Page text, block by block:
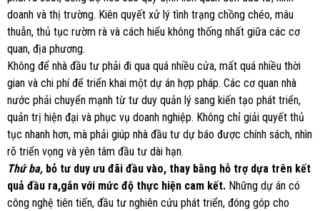
doanh và thị trường. Kiên quyết xử lý tình trạng chồng chéo, mâu
thuẫn, thủ tục rườm rà và cách hiểu không thống nhất giữa các cơ
quan, địa phương.
Không để nhà đầu tư phải đi qua quá nhiều cửa, mất quá nhiều thời
gian và chi phí để triển khai một dự án hợp pháp. Các cơ quan nhà
nước phải chuyển mạnh từ tư duy quản lý sang kiến tạo phát triển,
quản trị hiện đại và phục vụ doanh nghiệp. Không chỉ giải quyết thủ
tục nhanh hơn, mà phải giúp nhà đầu tư dự báo được chính sách, nhìn
rõ triển vọng và yên tâm đầu tư dài hạn.
Thứ ba, bỏ tư duy ưu đãi đầu vào, thay bằng hỗ trợ dựa trên kết
quả đầu ra,gắn với mức độ thực hiện cam kết. Những dự án có
công nghệ tiên tiến, đầu tư nghiên cứu phát triển, đóng góp cho